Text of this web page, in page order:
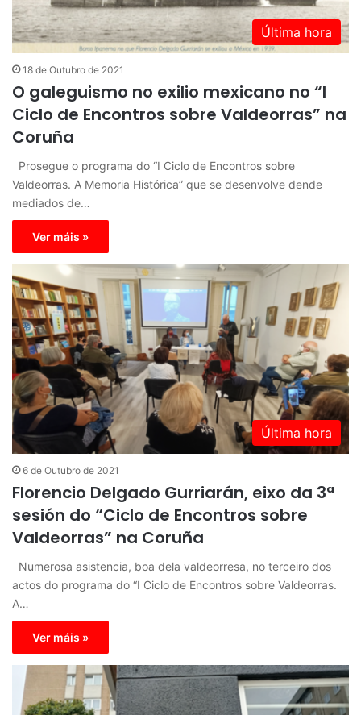
Última hora
18 de Outubro de 2021
O galeguismo no exilio mexicano no “I
Ciclo de Encontros sobre Valdeorras” na
Coruña
Prosegue o programa do “I Ciclo de Encontros sobre
Valdeorras. A Memoria Histórica” que se desenvolve dende
mediados de…
Ver máis »
Última hora
6 de Outubro de 2021
Florencio Delgado Gurriarán, eixo da 3ª
sesión do “Ciclo de Encontros sobre
Valdeorras” na Coruña
Numerosa asistencia, boa dela valdeorresa, no terceiro dos
actos do programa do “I Ciclo de Encontros sobre Valdeorras.
A…
Ver máis »